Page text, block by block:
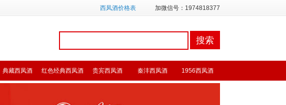
西凤酒价格表 加微信号：1974818377
典藏西凤酒 红色经典西凤酒 贵宾西凤酒 秦沣西凤酒 1956西凤酒